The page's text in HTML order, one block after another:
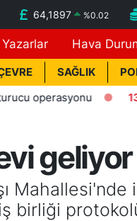
64,1897 %0.02
Yazarlar Hava
SAĞLIK
13:41
geliyor
Mahallesi'nde
birliği